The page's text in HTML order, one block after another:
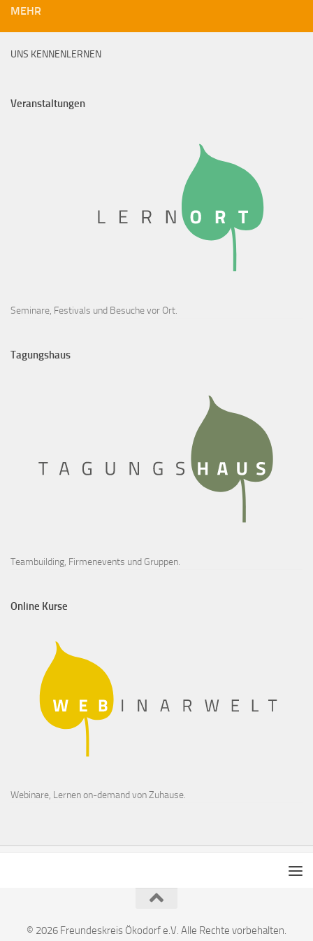
MEHR
UNS KENNENLERNEN
Veranstaltungen
Seminare, Festivals und Besuche vor Ort.
Tagungshaus
Teambuilding, Firmenevents und Gruppen.
Online Kurse
Webinare, Lernen on-demand von Zuhause.
© 2026 Freundeskreis Ökodorf e.V. Alle Rechte vorbehalten.